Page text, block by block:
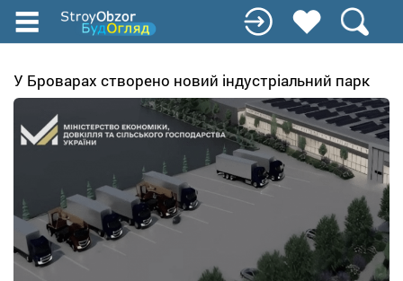
Перейти
до
вмісту
У Броварах створено новий індустріальний парк